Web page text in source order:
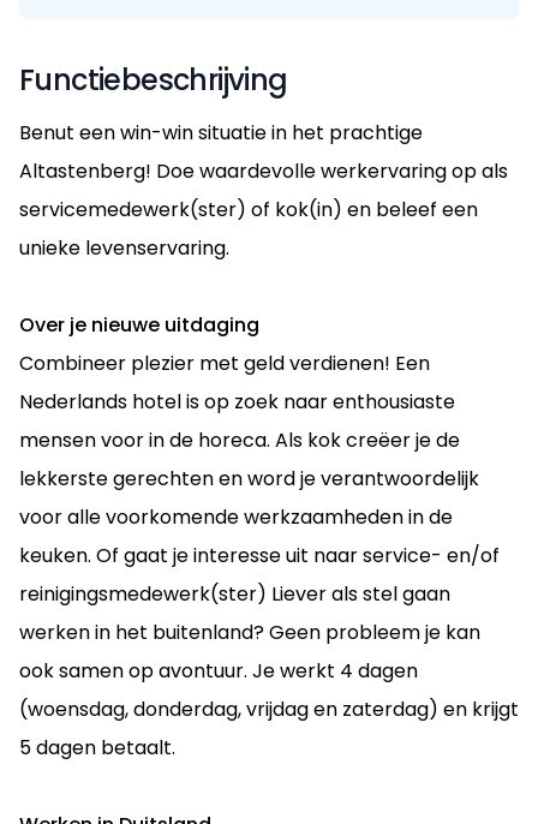
Functiebeschrijving
Benut een win-win situatie in het prachtige
Altastenberg! Doe waardevolle werkervaring op als
servicemedewerk(ster) of kok(in) en beleef een
unieke levenservaring.
Over je nieuwe uitdaging
Combineer plezier met geld verdienen! Een
Nederlands hotel is op zoek naar enthousiaste
mensen voor in de horeca. Als kok creëer je de
lekkerste gerechten en word je verantwoordelijk
voor alle voorkomende werkzaamheden in de
keuken. Of gaat je interesse uit naar service- en/of
reinigingsmedewerk(ster) Liever als stel gaan
werken in het buitenland? Geen probleem je kan
ook samen op avontuur. Je werkt 4 dagen
(woensdag, donderdag, vrijdag en zaterdag) en krijgt
5 dagen betaalt.